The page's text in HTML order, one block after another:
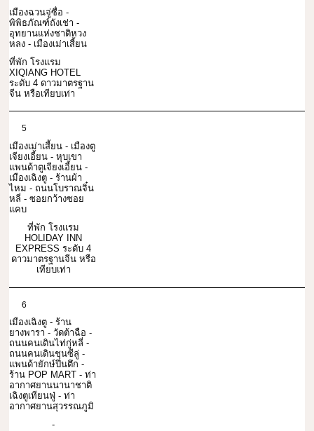
เมืองฉวนจู่ซื่อ -
พิพิธภัณฑ์ถังเช่า -
อุทยานแห่งชาติหวง
หลง - เมืองเม่าเสี้ยน
ที่พัก โรงแรม
XIQIANG HOTEL
ระดับ 4 ดาวมาตรฐาน
จีน หรือเทียบเท่า
5
เมืองเม่าเสี้ยน - เมืองตู
เจียงเอี้ยน - หุบเขา
แพนด้าตูเจียงเอี้ยน -
เมืองเฉิงตู - ร้านผ้า
ไหม - ถนนโบราณจิ๋น
หลี่ - ซอยกว้างซอย
แคบ
ที่พัก โรงแรม
HOLIDAY INN
EXPRESS ระดับ 4
ดาวมาตรฐานจีน หรือ
เทียบเท่า
6
เมืองเฉิงตู - ร้าน
ยางพารา - วัดต้าฉือ -
ถนนคนเดินไท่กู่หลี่ -
ถนนคนเดินชุนซีลู่ -
แพนด้ายักษ์ปีนตึก -
ร้าน POP MART - ท่า
อากาศยานนานาชาติ
เฉิงตูเทียนฟู่ - ท่า
อากาศยานสุวรรณภูมิ
-